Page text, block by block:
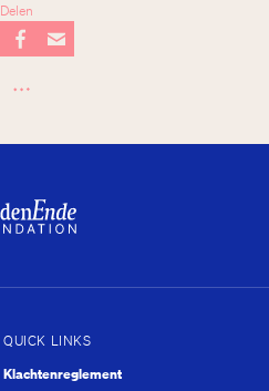
Delen
…
QUICK LINKS
Klachtenreglement